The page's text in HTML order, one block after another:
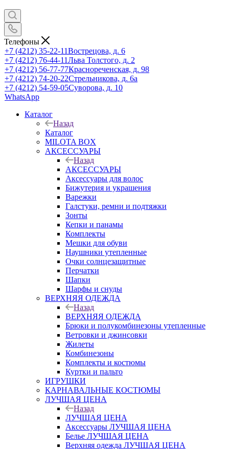
Телефоны
+7 (4212) 35-22-11Вострецова, д. 6
+7 (4212) 76-44-11Льва Толстого, д. 2
+7 (4212) 56-77-77Краснореченская, д. 98
+7 (4212) 74-20-22Стрельникова, д. 6а
+7 (4212) 54-59-05Суворова, д. 10
WhatsApp
Каталог
Назад
Каталог
MILOTA BOX
АКСЕССУАРЫ
Назад
АКСЕССУАРЫ
Аксессуары для волос
Бижутерия и украшения
Варежки
Галстуки, ремни и подтяжки
Зонты
Кепки и панамы
Комплекты
Мешки для обуви
Наушники утепленные
Очки солнцезащитные
Перчатки
Шапки
Шарфы и снуды
ВЕРХНЯЯ ОДЕЖДА
Назад
ВЕРХНЯЯ ОДЕЖДА
Брюки и полукомбинезоны утепленные
Ветровки и джинсовки
Жилеты
Комбинезоны
Комплекты и костюмы
Куртки и пальто
ИГРУШКИ
КАРНАВАЛЬНЫЕ КОСТЮМЫ
ЛУЧШАЯ ЦЕНА
Назад
ЛУЧШАЯ ЦЕНА
Аксессуары ЛУЧШАЯ ЦЕНА
Белье ЛУЧШАЯ ЦЕНА
Верхняя одежда ЛУЧШАЯ ЦЕНА